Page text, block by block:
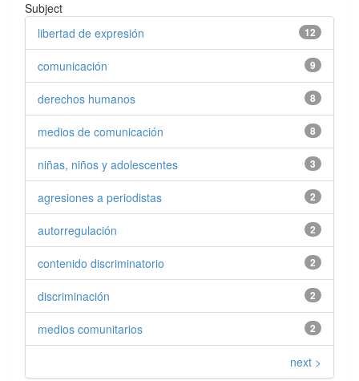
Subject
12
libertad de expresión
9
comunicación
8
derechos humanos
8
medios de comunicación
3
niñas, niños y adolescentes
2
agresiones a periodistas
2
autorregulación
2
contenido discriminatorio
2
discriminación
2
medios comunitarios
next >